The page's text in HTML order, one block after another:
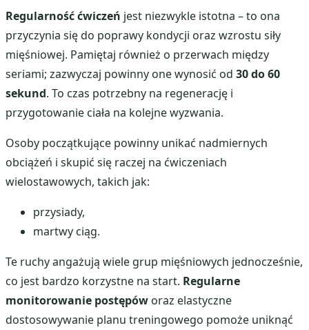
Regularność ćwiczeń jest niezwykle istotna – to ona
przyczynia się do poprawy kondycji oraz wzrostu siły
mięśniowej. Pamiętaj również o przerwach między
seriami; zazwyczaj powinny one wynosić od 30 do 60
sekund. To czas potrzebny na regenerację i
przygotowanie ciała na kolejne wyzwania.
Osoby początkujące powinny unikać nadmiernych
obciążeń i skupić się raczej na ćwiczeniach
wielostawowych, takich jak:
przysiady,
martwy ciąg.
Te ruchy angażują wiele grup mięśniowych jednocześnie,
co jest bardzo korzystne na start. Regularne
monitorowanie postępów oraz elastyczne
dostosowywanie planu treningowego pomoże uniknąć